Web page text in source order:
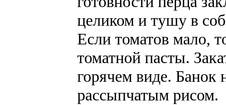
целиком и тушу в
Если томатов мало,
томатной пасты.
горячем виде. Банок
рассыпчатым рисом.